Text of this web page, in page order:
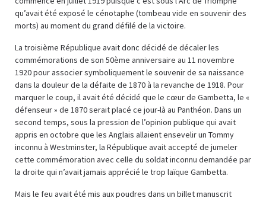
qu’avait été exposé le cénotaphe (tombeau vide en souvenir des
morts) au moment du grand défilé de la victoire.
La troisième République avait donc décidé de décaler les
commémorations de son 50ème anniversaire au 11 novembre
1920 pour associer symboliquement le souvenir de sa naissance
dans la douleur de la défaite de 1870 à la revanche de 1918. Pour
marquer le coup, il avait été décidé que le cœur de Gambetta, le «
défenseur » de 1870 serait placé ce jour-là au Panthéon. Dans un
second temps, sous la pression de l’opinion publique qui avait
appris en octobre que les Anglais allaient ensevelir un Tommy
inconnu à Westminster, la République avait accepté de jumeler
cette commémoration avec celle du soldat inconnu demandée par
la droite qui n’avait jamais apprécié le trop laïque Gambetta.
Mais le feu avait été mis aux poudres dans un billet manuscrit